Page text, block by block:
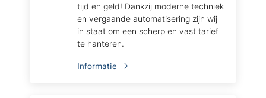
tijd en geld! Dankzij moderne techniek
en vergaande automatisering zijn wij
in staat om een scherp en vast tarief
te hanteren.
Informatie